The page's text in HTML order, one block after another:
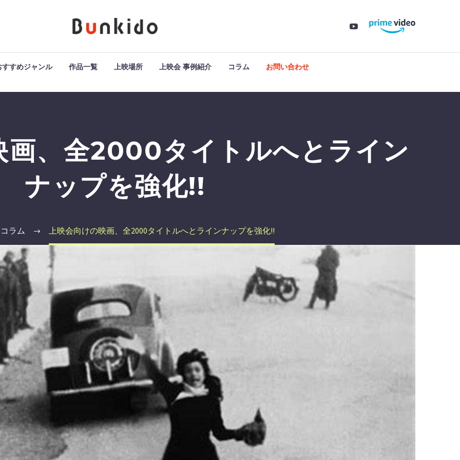
すすめジャンル 作品一覧 上映場所 上映会 事例紹介 コラム お問い合わせ
画、全2000タイトルへとライン
ナップを強化!!
コラム 上映会向けの映画、全2000タイトルへとラインナップを強化!!